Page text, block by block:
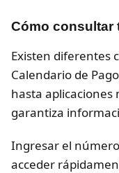
Cómo consultar
Existen diferentes
Calendario de
hasta aplicaciones
garantiza
Ingresar el
acceder